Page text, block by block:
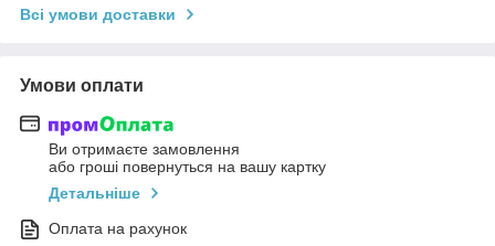
Всі умови доставки
Умови оплати
Ви отримаєте замовлення
або гроші повернуться на вашу картку
Детальніше
Оплата на рахунок